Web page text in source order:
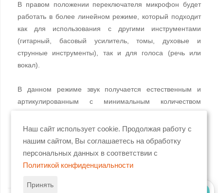
В правом положении переключателя микрофон будет
работать в более линейном режиме, который подходит
как для использования с другими инструментами
(гитарный, басовый усилитель, томы, духовые и
струнные инструменты), так и для голоса (речь или
вокал).
В данном режиме звук получается естественным и
артикулированным с минимальным количеством
Поэтому в правом положении переключателя
любом приложении.
Наш сайт использует cookie. Продолжая работу с
нашим сайтом, Вы соглашаетесь на обработку
персональных данных в соответствии с
Политикой конфиденциальности
Принять